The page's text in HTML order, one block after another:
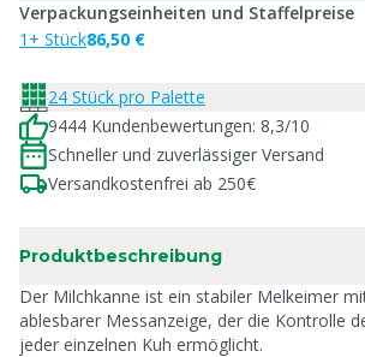
Verpackungseinheiten und Staffelpreise
1+ Stück86,50 €
24 Stück pro Palette
9444 Kundenbewertungen: 8,3/10
Schneller und zuverlässiger Versand
Versandkostenfrei ab 250€
Produktbeschreibung
Der Milchkanne ist ein stabiler Melkeimer
ablesbarer Messanzeige, der die Kontrolle
jeder einzelnen Kuh ermöglicht.